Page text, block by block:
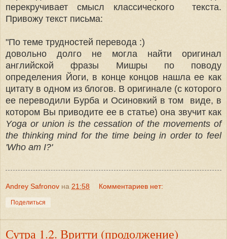
перекручивает смысл классического текста.
Привожу текст письма:
"По теме трудностей перевода :)
довольно долго не могла найти оригинал
английской фразы Мишры по поводу
определения Йоги, в конце концов нашла ее как
цитату в одном из блогов. В оригинале (с которого
ее переводили Бурба и Осиновкий в том виде, в
котором Вы приводите ее в статье) она звучит как
Yoga or union is the cessation of the movements of
the thinking mind for the time beingin order to feel
'Who am I?'
Andrey Safronov на 21:58 Комментариев нет:
Поделиться
Сутра 1.2. Вритти (продолжение)